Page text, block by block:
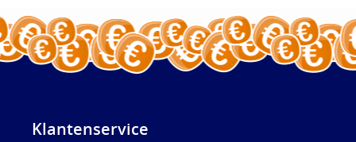
Klantenservice